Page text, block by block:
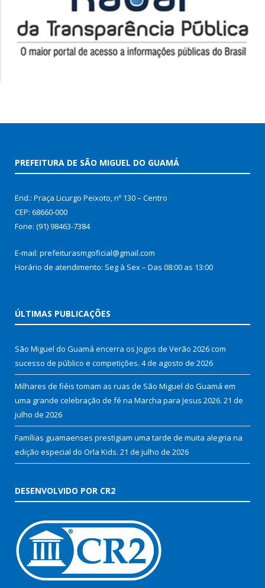
PREFEITURA DE SÃO MIGUEL DO GUAMÁ
End.: Praça Licurgo Peixoto, nº 130 – Centro
CEP: 68660-000
Fone: (91) 98463-7384
E-mail: prefeiturasmgoficial@gmail.com
Horário de atendimento: Seg à Sex – Das 08:00 as 13:00
ÚLTIMAS PUBLICAÇÕES
São Miguel do Guamá encerra os Jogos de Verão 2026 com
sucesso de público e competições. 4 de agosto de 2026
Milhares de fiéis tomam as ruas de São Miguel do Guamá em
uma grande celebração de fé na Marcha para Jesus 2026. 21 de
julho de 2026
Famílias guamaenses prestigiam uma tarde de muita alegria na
edição especial do Orla Kids. 21 de julho de 2026
DESENVOLVIDO POR CR2